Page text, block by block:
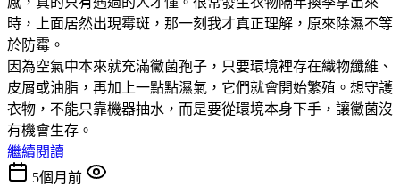
時，上面居然出現霉斑，那一刻我才真正理解，原來除濕不等
於防霉。
因為空氣中本來就充滿黴菌孢子，只要環境裡存在織物纖維、
皮屑或油脂，再加上一點點濕氣，它們就會開始繁殖。想守護
衣物，不能只靠機器抽水，而是要從環境本身下手，讓黴菌沒
有機會生存。
繼續閱讀
5個月前